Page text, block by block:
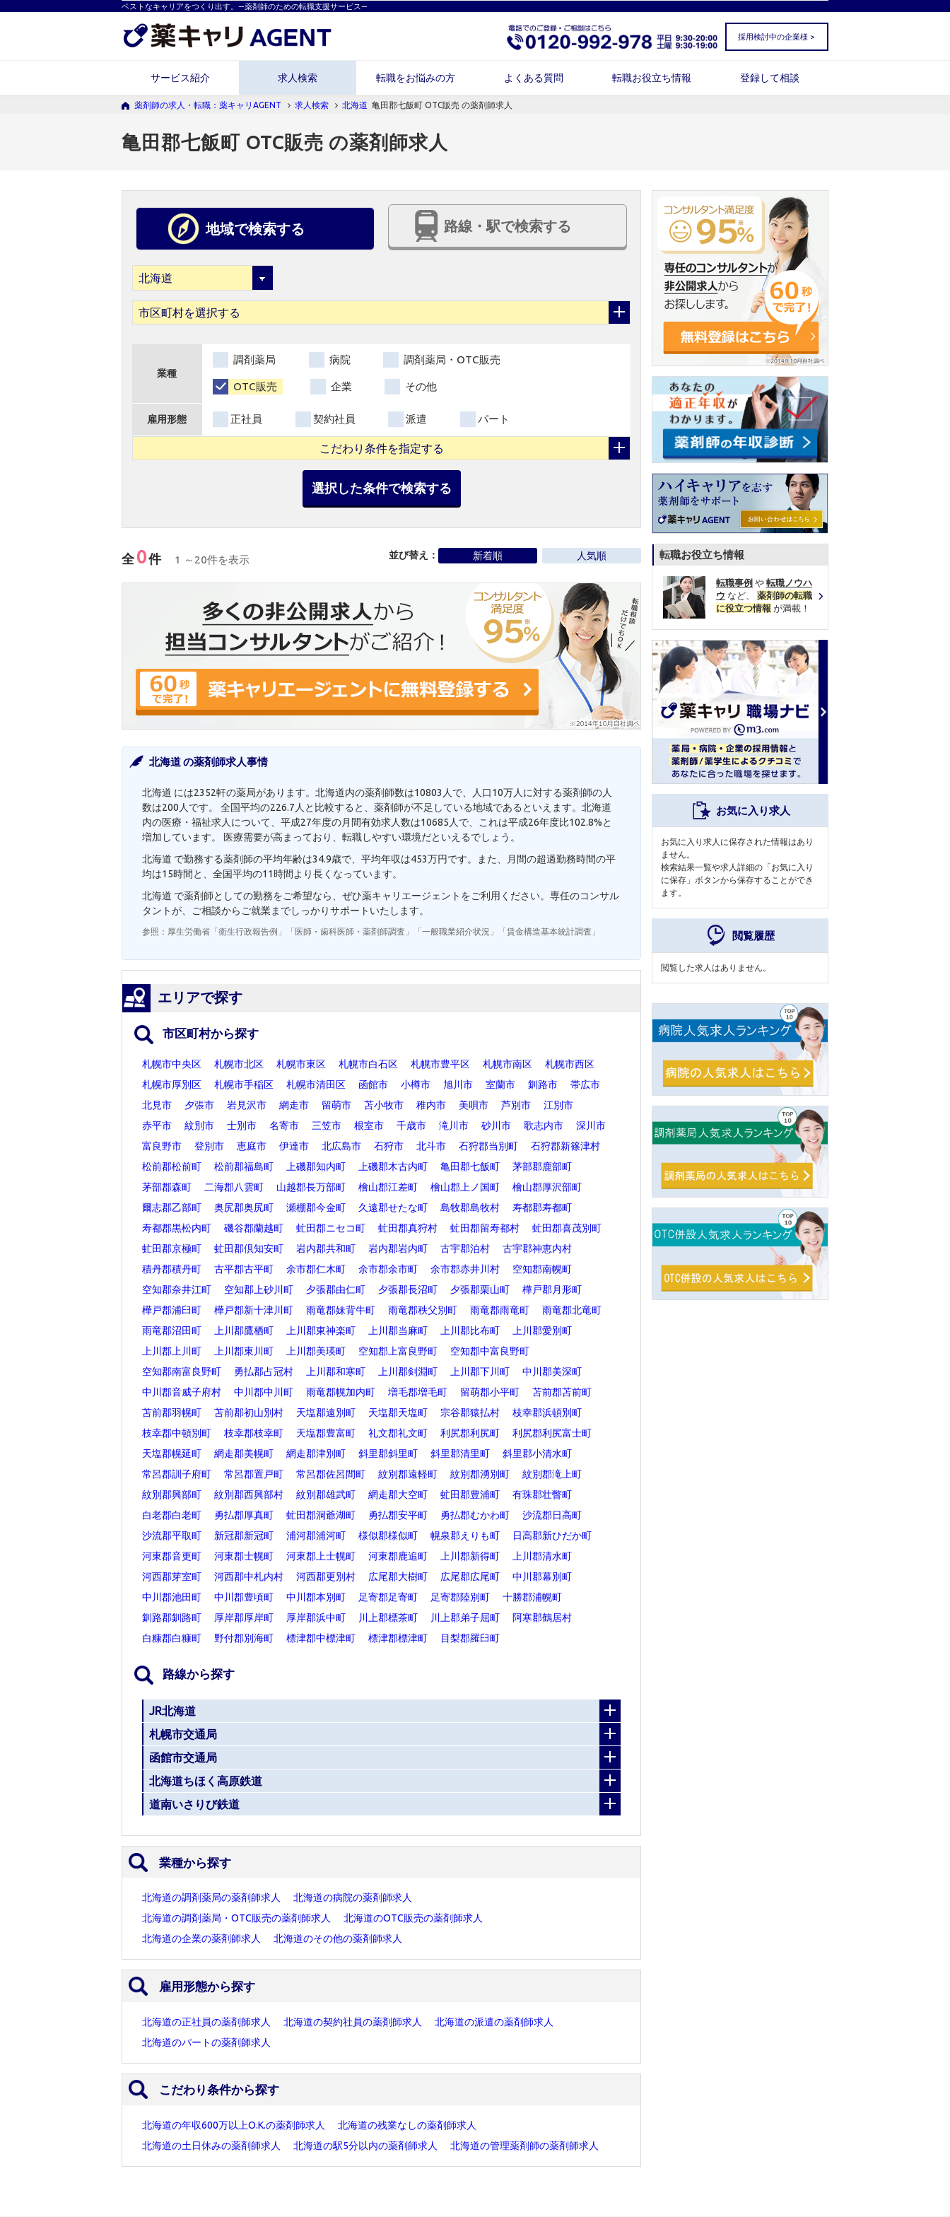
ベストなキャリアをつくり出す。―薬剤師のための転職支援サービス―
採用検討中の企業様 >
サービス紹介 求人検索 転職をお悩みの方 よくある質問 転職お役立ち情報 登録して相談
薬剤師の求人・転職：薬キャリAGENT 求人検索 北海道 亀田郡七飯町 OTC販売 の薬剤師求人
亀田郡七飯町 OTC販売 の薬剤師求人
地域で検索する 路線・駅で検索する
市区町村を選択する
業種
調剤薬局 病院 調剤薬局・OTC販売
OTC販売 企業 その他
雇用形態 正社員 契約社員 派遣 パート
こだわり条件を指定する
選択した条件で検索する
全 0件 1 ～20件を表示 並び替え： 新着順 人気順
北海道 の薬剤師求人事情
北海道 には2352軒の薬局があります。北海道内の薬剤師数は10803人で、人口10万人に対する薬剤師の人
数は200人です。 全国平均の226.7人と比較すると、薬剤師が不足している地域であるといえます。北海道
内の医療・福祉求人について、平成27年度の月間有効求人数は10685人で、これは平成26年度比102.8%と
増加しています。 医療需要が高まっており、転職しやすい環境だといえるでしょう。
北海道 で勤務する薬剤師の平均年齢は34.9歳で、平均年収は453万円です。また、月間の超過勤務時間の平
均は15時間と、全国平均の11時間より長くなっています。
北海道 で薬剤師としての勤務をご希望なら、ぜひ薬キャリエージェントをご利用ください。専任のコンサル
タントが、ご相談からご就業までしっかりサポートいたします。
参照：厚生労働省「衛生行政報告例」「医師・歯科医師・薬剤師調査」「一般職業紹介状況」「賃金構造基本統計調査」
エリアで探す
市区町村から探す
札幌市中央区 札幌市北区 札幌市東区 札幌市白石区 札幌市豊平区 札幌市南区
札幌市西区
札幌市厚別区
札幌市手稲区 札幌市清田区 函館市 小樽市 旭川市 室蘭市 釧路市
帯広市
北見市
夕張市 岩見沢市 網走市 留萌市 苫小牧市 稚内市 美唄市 芦別市
江別市
赤平市
紋別市 士別市 名寄市 三笠市 根室市 千歳市 滝川市 砂川市 歌志内市
深川市
富良野市
登別市 恵庭市 伊達市 北広島市 石狩市 北斗市 石狩郡当別町
石狩郡新篠津村
松前郡松前町
松前郡福島町 上磯郡知内町 上磯郡木古内町 亀田郡七飯町
茅部郡鹿部町
茅部郡森町
二海郡八雲町 山越郡長万部町 檜山郡江差町 檜山郡上ノ国町
檜山郡厚沢部町
爾志郡乙部町
奥尻郡奥尻町 瀬棚郡今金町 久遠郡せたな町 島牧郡島牧村
寿都郡寿都町
寿都郡黒松内町
磯谷郡蘭越町 虻田郡ニセコ町 虻田郡真狩村 虻田郡留寿都村
虻田郡喜茂別町
虻田郡京極町
虻田郡倶知安町 岩内郡共和町 岩内郡岩内町 古宇郡泊村
古宇郡神恵内村
積丹郡積丹町
古平郡古平町 余市郡仁木町 余市郡余市町 余市郡赤井川村
空知郡南幌町
空知郡奈井江町
空知郡上砂川町 夕張郡由仁町 夕張郡長沼町 夕張郡栗山町
樺戸郡月形町
樺戸郡浦臼町
樺戸郡新十津川町 雨竜郡妹背牛町 雨竜郡秩父別町 雨竜郡雨竜町
雨竜郡北竜町
雨竜郡沼田町
上川郡鷹栖町 上川郡東神楽町 上川郡当麻町 上川郡比布町
上川郡愛別町
上川郡上川町
上川郡東川町 上川郡美瑛町 空知郡上富良野町
空知郡中富良野町
空知郡南富良野町
勇払郡占冠村 上川郡和寒町 上川郡剣淵町 上川郡下川町
中川郡美深町
中川郡音威子府村
中川郡中川町 雨竜郡幌加内町 増毛郡増毛町 留萌郡小平町
苫前郡苫前町
苫前郡羽幌町
苫前郡初山別村 天塩郡遠別町 天塩郡天塩町 宗谷郡猿払村
枝幸郡浜頓別町
枝幸郡中頓別町
枝幸郡枝幸町 天塩郡豊富町 礼文郡礼文町 利尻郡利尻町
利尻郡利尻富士町
天塩郡幌延町
網走郡美幌町 網走郡津別町 斜里郡斜里町 斜里郡清里町
斜里郡小清水町
常呂郡訓子府町
常呂郡置戸町 常呂郡佐呂間町 紋別郡遠軽町 紋別郡湧別町
紋別郡滝上町
紋別郡興部町
紋別郡西興部村 紋別郡雄武町 網走郡大空町 虻田郡豊浦町
有珠郡壮瞥町
白老郡白老町
勇払郡厚真町 虻田郡洞爺湖町 勇払郡安平町 勇払郡むかわ町
沙流郡日高町
沙流郡平取町
新冠郡新冠町 浦河郡浦河町 様似郡様似町 幌泉郡えりも町
日高郡新ひだか町
河東郡音更町
河東郡士幌町 河東郡上士幌町 河東郡鹿追町 上川郡新得町
上川郡清水町
河西郡芽室町
河西郡中札内村 河西郡更別村 広尾郡大樹町 広尾郡広尾町
中川郡幕別町
中川郡池田町
中川郡豊頃町 中川郡本別町 足寄郡足寄町 足寄郡陸別町
十勝郡浦幌町
釧路郡釧路町
厚岸郡厚岸町 厚岸郡浜中町 川上郡標茶町 川上郡弟子屈町
阿寒郡鶴居村
白糠郡白糠町
野付郡別海町 標津郡中標津町 標津郡標津町 目梨郡羅臼町
路線から探す
JR北海道
札幌市交通局
函館市交通局
北海道ちほく高原鉄道
道南いさりび鉄道
業種から探す
北海道の調剤薬局の薬剤師求人
北海道の病院の薬剤師求人
北海道の調剤薬局・OTC販売の薬剤師求人
北海道のOTC販売の薬剤師求人
北海道の企業の薬剤師求人
北海道のその他の薬剤師求人
雇用形態から探す
北海道の正社員の薬剤師求人 北海道の契約社員の薬剤師求人
北海道の派遣の薬剤師求人
北海道のパートの薬剤師求人
こだわり条件から探す
北海道の年収600万以上O.K.の薬剤師求人
北海道の残業なしの薬剤師求人
北海道の土日休みの薬剤師求人
北海道の駅5分以内の薬剤師求人 北海道の管理薬剤師の薬剤師求人
転職お役立ち情報
転職事例 や 転職ノウハ
ウ など、 薬剤師の転職
に役立つ情報 が満載！
お気に入り求人
お気に入り求人に保存された情報はあり
ません。
検索結果一覧や求人詳細の「お気に入り
に保存」ボタンから保存することができ
ます。
閲覧履歴
閲覧した求人はありません。